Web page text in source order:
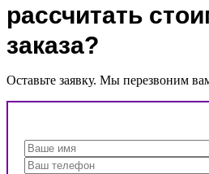
рассчитать
заказа?
Оставьте заявку. Мы перезвоним